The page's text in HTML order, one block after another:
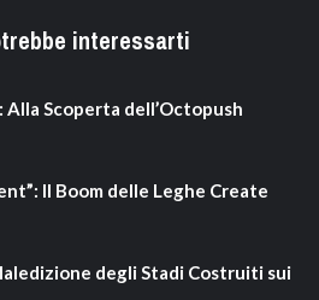
interessarti
Scoperta dell’Octopush
Il Boom delle Leghe Create
degli Stadi Costruiti sui